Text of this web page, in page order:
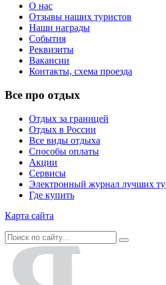
О нас
Отзывы наших туристов
Наши награды
События
Реквизиты
Вакансии
Контакты, схема проезда
Все про отдых
Отдых за границей
Отдых в России
Все виды отдыха
Способы оплаты
Акции
Сервисы
Электронный журнал лучших
Где купить
Карта сайта